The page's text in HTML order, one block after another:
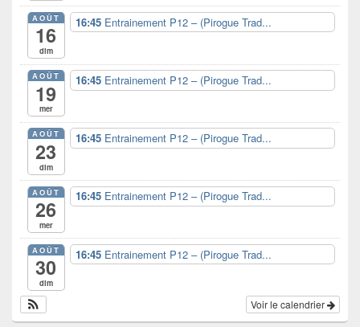
AOÛT
16
dim
16:45 Entrainement P12 – (Pirogue Trad...
AOÛT
19
mer
16:45 Entrainement P12 – (Pirogue Trad...
AOÛT
23
dim
16:45 Entrainement P12 – (Pirogue Trad...
AOÛT
26
mer
16:45 Entrainement P12 – (Pirogue Trad...
AOÛT
30
dim
16:45 Entrainement P12 – (Pirogue Trad...
Voir le calendrier